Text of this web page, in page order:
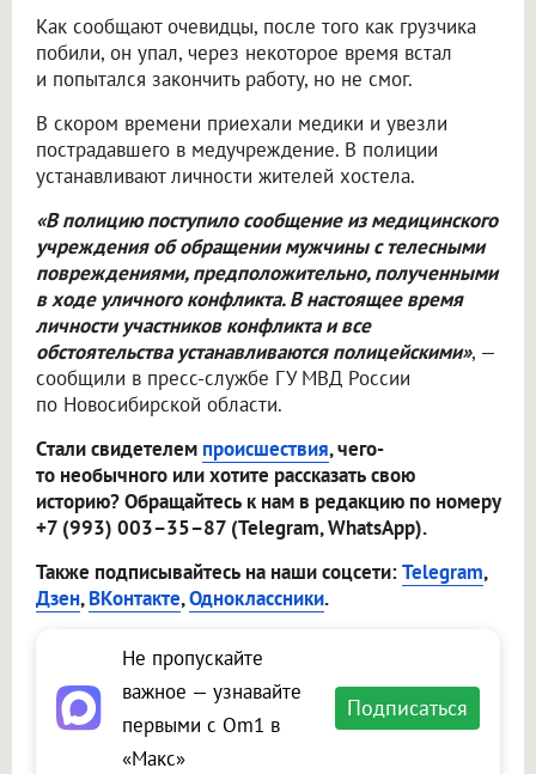
Как сообщают очевидцы, после того как грузчика
побили, он упал, через некоторое время встал
и попытался закончить работу, но не смог.
В скором времени приехали медики и увезли
пострадавшего в медучреждение. В полиции
устанавливают личности жителей хостела.
«В полицию поступило сообщение из медицинского
учреждения об обращении мужчины с телесными
повреждениями, предположительно, полученными
в ходе уличного конфликта. В настоящее время
личности участников конфликта и все
обстоятельства устанавливаются полицейскими», —
сообщили в пресс-службе ГУ МВД России
по Новосибирской области.
Стали свидетелем происшествия, чего-
то необычного или хотите рассказать свою
историю? Обращайтесь к нам в редакцию по номеру
+7 (993) 003–35–87 (Telegram, WhatsApp).
Также подписывайтесь на наши соцсети:Telegram,
Дзен,ВКонтакте,Одноклассники.
Не пропускайте
важное — узнавайте
первыми с Om1 в
«Макс»
Подписаться